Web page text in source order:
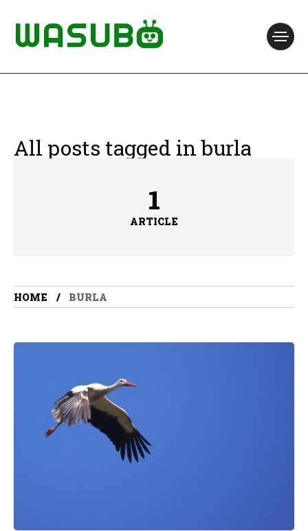
All posts tagged in burla
1
ARTICLE
HOME BURLA